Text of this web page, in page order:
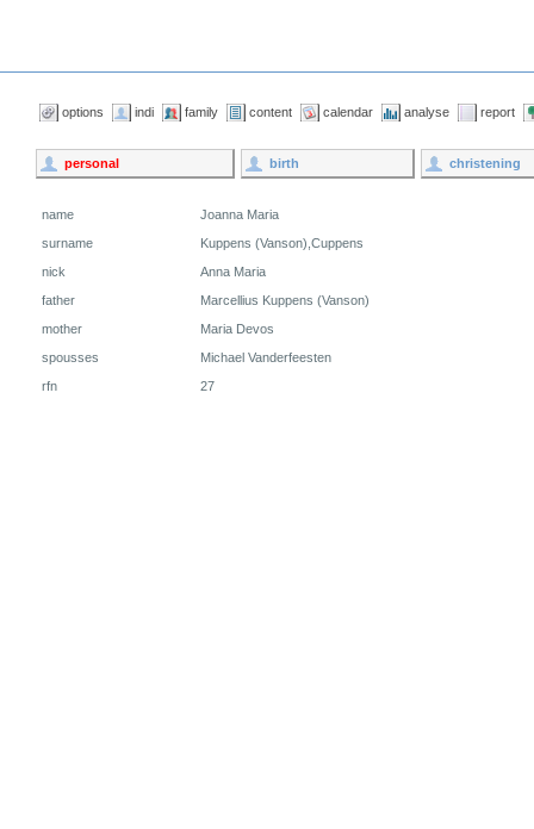
options indi family content calendar analyse report
personal birth christening
name
Joanna Maria
surname
Kuppens (Vanson),Cuppens
nick
Anna Maria
father
Marcellius Kuppens (Vanson)
mother
Maria Devos
spousses
Michael Vanderfeesten
rfn
27